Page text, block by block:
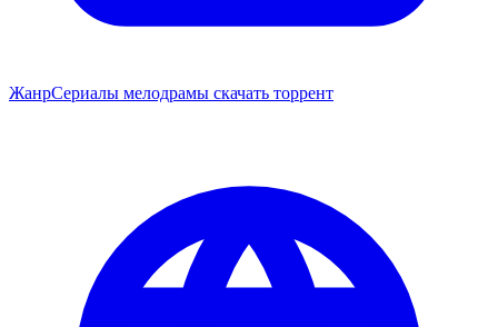
ЖанрСериалы мелодрамы скачать торрент